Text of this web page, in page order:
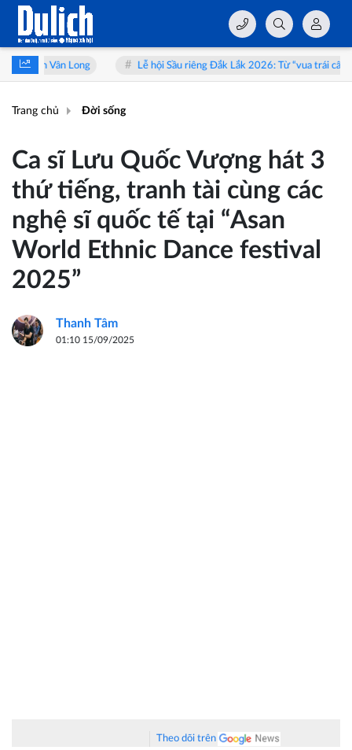
Lễ hội Sầu riêng Đắk Lắk 2026: Từ “vua trái cây” đến hành trình trải
Trang chủ Đời sống
Ca sĩ Lưu Quốc Vượng hát 3
thứ tiếng, tranh tài cùng các
nghệ sĩ quốc tế tại “Asan
World Ethnic Dance festival
2025”
Thanh Tâm
01:10 15/09/2025
Theo dõi trên